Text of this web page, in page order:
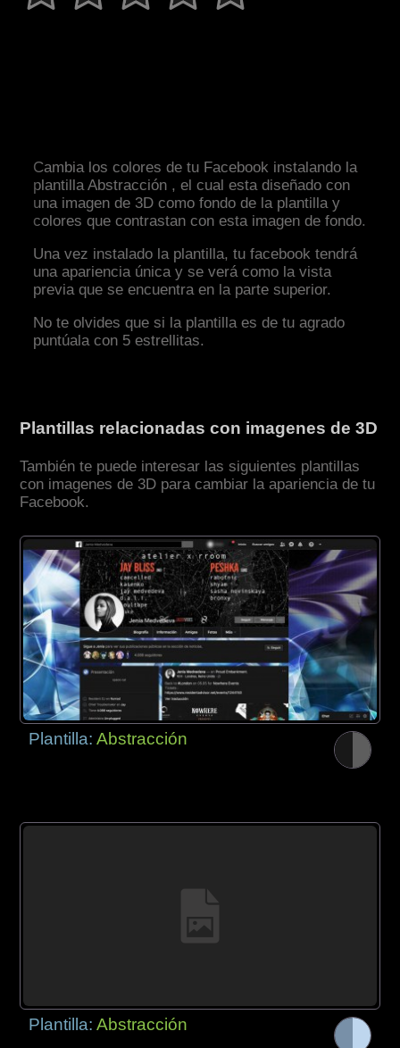
Cambia los colores de tu Facebook instalando la
plantilla Abstracción , el cual esta diseñado con
una imagen de 3D como fondo de la plantilla y
colores que contrastan con esta imagen de fondo.
Una vez instalado la plantilla, tu facebook tendrá
una apariencia única y se verá como la vista
previa que se encuentra en la parte superior.
No te olvides que si la plantilla es de tu agrado
puntúala con 5 estrellitas.
Plantillas relacionadas con imagenes de 3D
También te puede interesar las siguientes plantillas
con imagenes de 3D para cambiar la apariencia de tu
Facebook.
Plantilla:Abstracción
Plantilla:Abstracción